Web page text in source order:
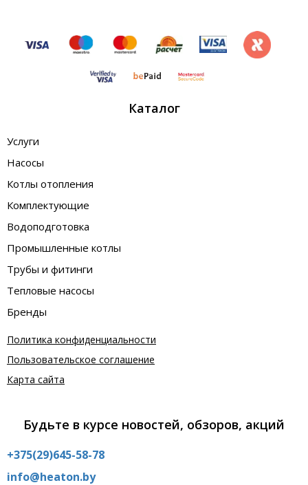
Каталог
Услуги
Насосы
Котлы отопления
Комплектующие
Водоподготовка
Промышленные котлы
Трубы и фитинги
Тепловые насосы
Бренды
Политика конфиденциальности
Пользовательское соглашение
Карта сайта
Будьте в курсе новостей, обзоров, акций
+375(29)645-58-78
info@heaton.by